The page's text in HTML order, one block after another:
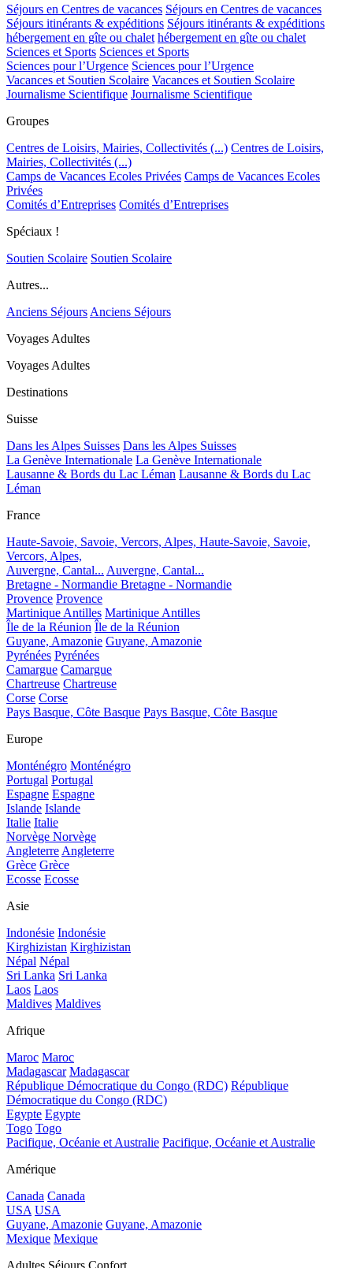
Séjours en Centres de vacances Séjours en Centres de vacances
Séjours itinérants & expéditions Séjours itinérants & expéditions
hébergement en gîte ou chalet hébergement en gîte ou chalet
Sciences et Sports Sciences et Sports
Sciences pour l’Urgence Sciences pour l’Urgence
Vacances et Soutien Scolaire Vacances et Soutien Scolaire
Journalisme Scientifique Journalisme Scientifique
Groupes
Centres de Loisirs, Mairies, Collectivités (...) Centres de Loisirs,
Mairies, Collectivités (...)
Camps de Vacances Ecoles Privées Camps de Vacances Ecoles
Privées
Comités d’Entreprises Comités d’Entreprises
Spéciaux !
Soutien Scolaire Soutien Scolaire
Autres...
Anciens SéjoursAnciens Séjours
Voyages Adultes
Voyages Adultes
Destinations
Suisse
Dans les Alpes Suisses Dans les Alpes Suisses
La Genève Internationale La Genève Internationale
Lausanne & Bords du Lac Léman Lausanne & Bords du Lac
Léman
France
Haute-Savoie, Savoie, Vercors, Alpes, Haute-Savoie, Savoie,
Vercors, Alpes,
Auvergne, Cantal... Auvergne, Cantal...
Bretagne - Normandie Bretagne - Normandie
Provence Provence
Martinique Antilles Martinique Antilles
Île de la Réunion Île de la Réunion
Guyane, Amazonie Guyane, Amazonie
Pyrénées Pyrénées
Camargue Camargue
Chartreuse Chartreuse
Corse Corse
Pays Basque, Côte Basque Pays Basque, Côte Basque
Europe
Monténégro Monténégro
Portugal Portugal
Espagne Espagne
Islande Islande
Italie Italie
Norvège Norvège
AngleterreAngleterre
Grèce Grèce
Ecosse Ecosse
Asie
Indonésie Indonésie
Kirghizistan Kirghizistan
Népal Népal
Sri Lanka Sri Lanka
Laos Laos
Maldives Maldives
Afrique
Maroc Maroc
Madagascar Madagascar
République Démocratique du Congo (RDC) République
Démocratique du Congo (RDC)
Egypte Egypte
Togo Togo
Pacifique, Océanie et Australie Pacifique, Océanie et Australie
Amérique
Canada Canada
USA USA
Guyane, Amazonie Guyane, Amazonie
Mexique Mexique